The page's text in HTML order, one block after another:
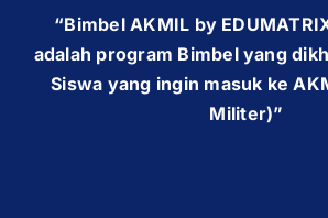
CONTACT US
“Bimbel AKMIL by
adalah program Bimbel yang
Siswa yang ingin masuk ke
Militer)”